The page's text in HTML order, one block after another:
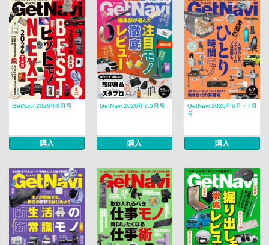
GetNavi 2026年8月号
購入
GetNavi 2026年7.5月号
購入
GetNavi 2026年6月・7月
号
購入